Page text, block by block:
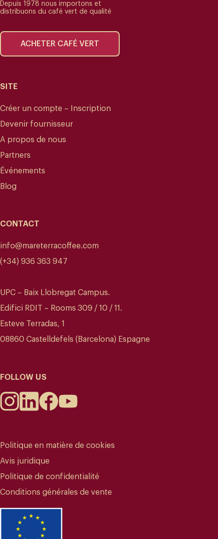
Depuis 1978 nous importons et
distribuons du café vert de qualité
ACHETER CAFÉ VERT
SITE
Créer un compte – Inscription
Devenir fournisseur
A propos de nous
Partners
Événements
Blog
CONTACT
info@mareterracoffee.com
(+34) 936 363 947
UPC – Baix Llobregat Campus.
Edifici RDIT – Rooms 309 / 10 / 11.
Esteve Terradas, 1
08860 Castelldefels (Barcelona) Espagne
FOLLOW US
Politique en matière de cookies
Avis juridique
Politique de confidentialité
Conditions générales de vente